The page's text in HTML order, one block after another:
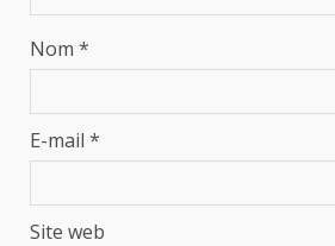
Nom *
E-mail *
Site web